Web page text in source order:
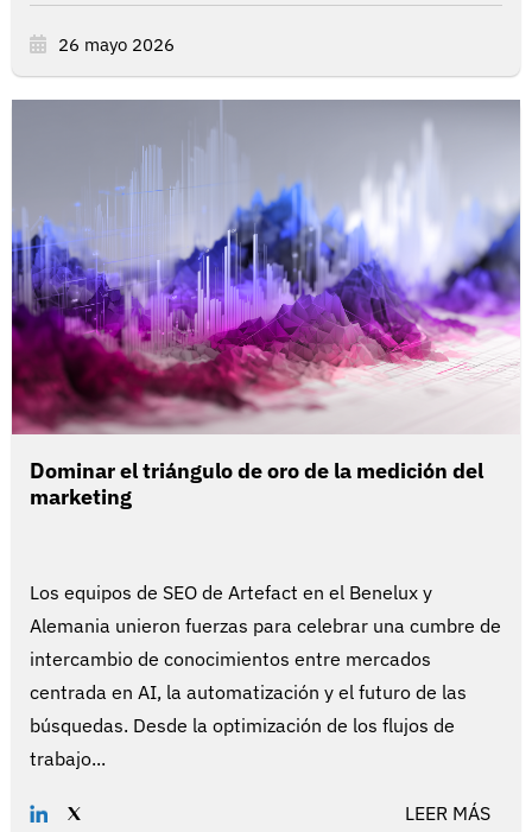
26 mayo 2026
Dominar el triángulo de oro de la medición del
marketing
Los equipos de SEO de Artefact en el Benelux y
Alemania unieron fuerzas para celebrar una cumbre de
intercambio de conocimientos entre mercados
centrada en AI, la automatización y el futuro de las
búsquedas. Desde la optimización de los flujos de
trabajo...
LEER MÁS